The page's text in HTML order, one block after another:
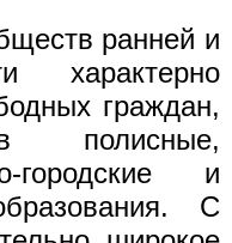
ранней и
характерно
граждан,
полисные,
городские и
С